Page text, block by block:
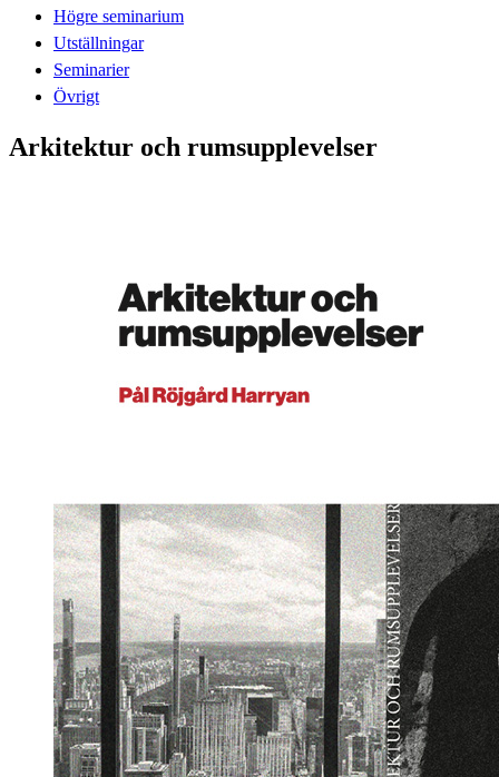
Högre seminarium
Utställningar
Seminarier
Övrigt
Arkitektur och rumsupplevelser